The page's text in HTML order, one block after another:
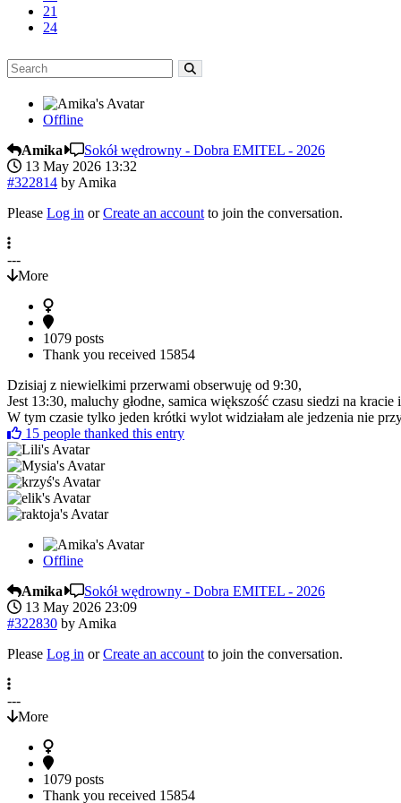
21
24
Offline
Amika
Sokół wędrowny - Dobra EMITEL - 2026
13 May 2026 13:32
#322814 by Amika
Please Log in orCreate an account to join the conversation.
---
More
1079 posts
Thank you received 15854
Dzisiaj z niewielkimi przerwami obserwuję od 9:30,
Jest 13:30, maluchy głodne, samica większość czasu siedzi na
W tym czasie tylko jeden krótki wylot widziałam ale jedzenia nie
15 people thanked this entry
Offline
Amika
Sokół wędrowny - Dobra EMITEL - 2026
13 May 2026 23:09
#322830 by Amika
Please Log in orCreate an account to join the conversation.
---
More
1079 posts
Thank you received 15854